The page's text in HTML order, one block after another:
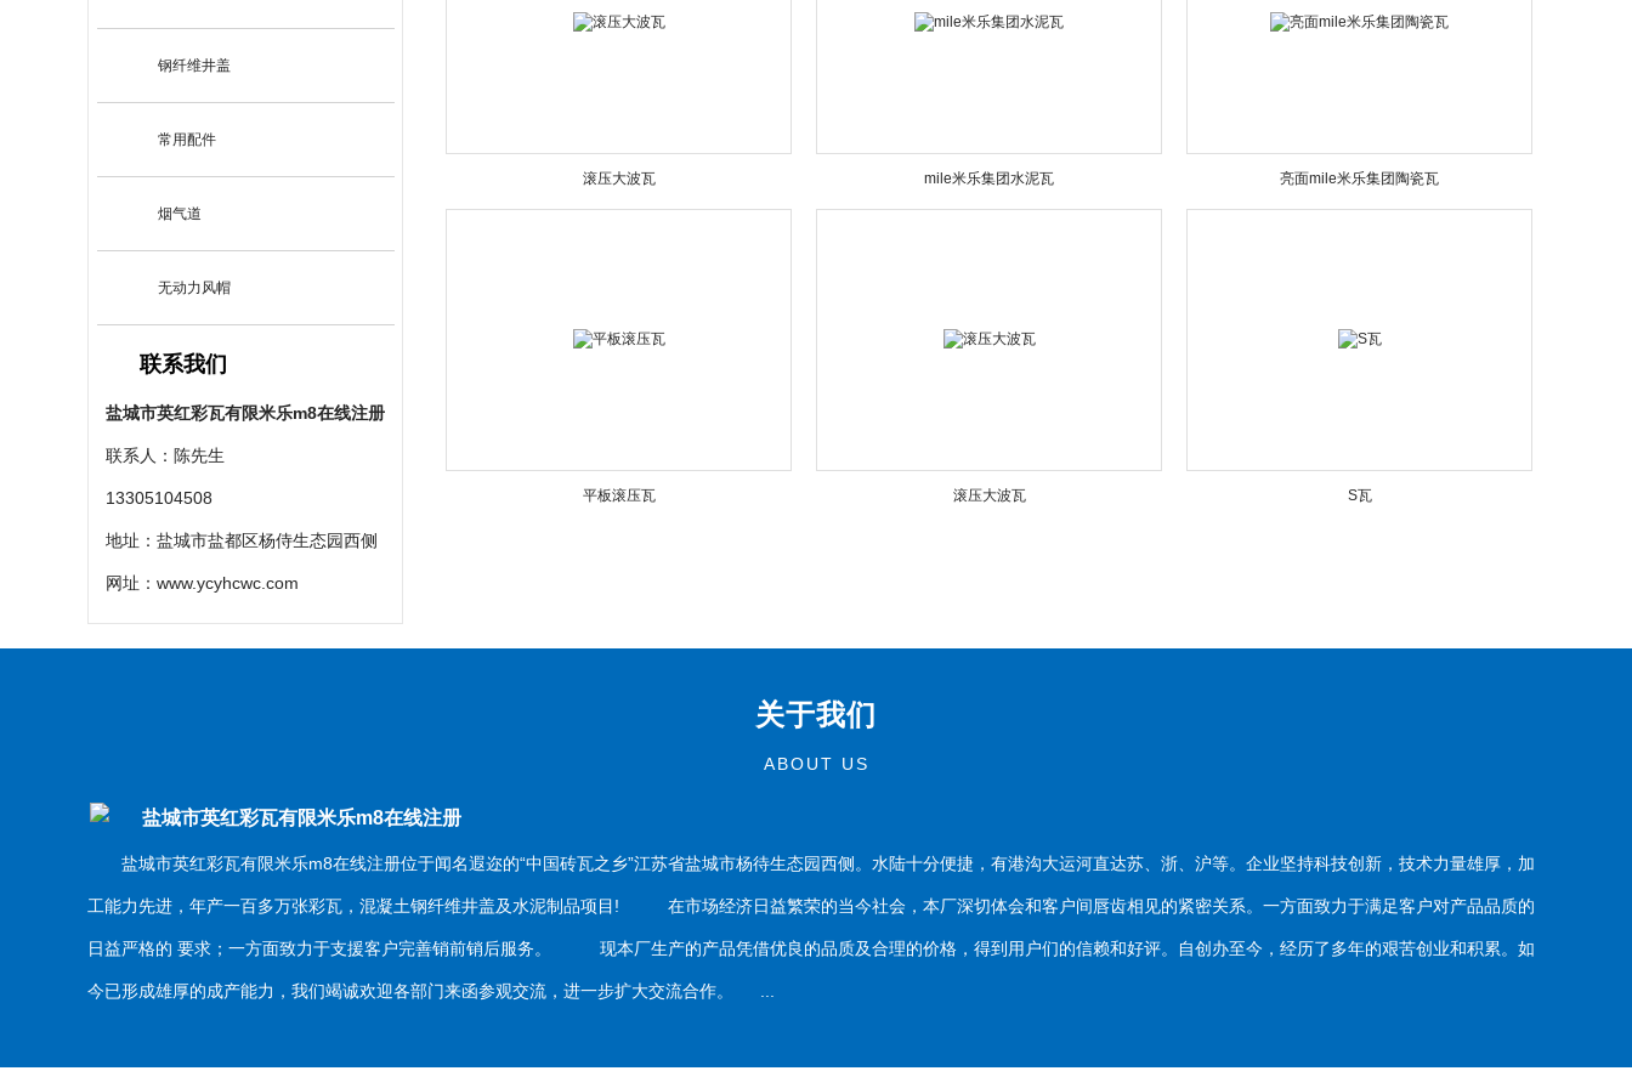
钢纤维井盖
常用配件
烟气道
无动力风帽
联系我们
盐城市英红彩瓦有限米乐m8在线注册
联系人：陈先生
13305104508
地址：盐城市盐都区杨侍生态园西侧
网址： www.ycyhcwc.com
滚压大波瓦 mile米乐集团水泥瓦 亮面mile米乐集团陶瓷瓦
平板滚压瓦 滚压大波瓦 S瓦
关于我们
ABOUT US
盐城市英红彩瓦有限米乐m8在线注册
盐城市英红彩瓦有限米乐m8在线注册位于闻名遐迩的“中国砖瓦之乡”江苏省盐城市杨待生态园西侧。水陆十分便捷，有港沟大运河直达苏、浙、沪等。企业坚持科技创新，技术力量雄厚，加
工能力先进，年产一百多万张彩瓦，混凝土钢纤维井盖及水泥制品项目! 在市场经济日益繁荣的当今社会，本厂深切体会和客户间唇齿相见的紧密关系。一方面致力于满足客户对产品品质的
日益严格的 要求；一方面致力于支援客户完善销前销后服务。 现本厂生产的产品凭借优良的品质及合理的价格，得到用户们的信赖和好评。自创办至今，经历了多年的艰苦创业和积累。如
今已形成雄厚的成产能力，我们竭诚欢迎各部门来函参观交流，进一步扩大交流合作。 ...